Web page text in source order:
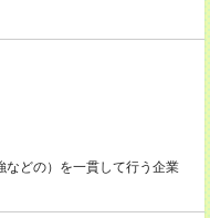
などの）を一貫して行う企業